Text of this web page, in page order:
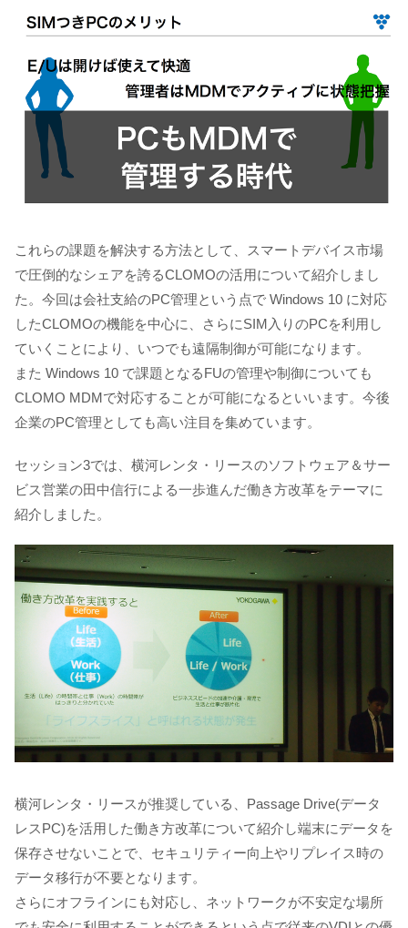
これらの課題を解決する方法として、スマートデバイス市場
で圧倒的なシェアを誇るCLOMOの活用について紹介しまし
た。今回は会社支給のPC管理という点で Windows 10 に対応
したCLOMOの機能を中心に、さらにSIM入りのPCを利用し
ていくことにより、いつでも遠隔制御が可能になります。
また Windows 10 で課題となるFUの管理や制御についても
CLOMO MDMで対応することが可能になるといいます。今後
企業のPC管理としても高い注目を集めています。
セッション3では、横河レンタ・リースのソフトウェア＆サー
ビス営業の田中信行による一歩進んだ働き方改革をテーマに
紹介しました。
横河レンタ・リースが推奨している、Passage Drive(データ
レスPC)を活用した働き方改革について紹介し端末にデータを
保存させないことで、セキュリティー向上やリプレイス時の
データ移行が不要となります。
さらにオフラインにも対応し、ネットワークが不安定な場所